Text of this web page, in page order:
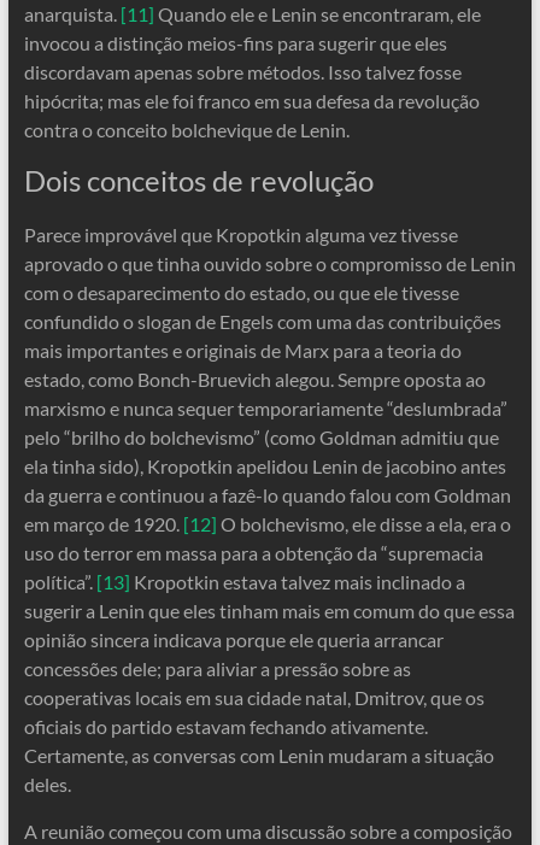
anarquista. [11] Quando ele e Lenin se encontraram, ele
invocou a distinção meios-fins para sugerir que eles
discordavam apenas sobre métodos. Isso talvez fosse
hipócrita; mas ele foi franco em sua defesa da revolução
contra o conceito bolchevique de Lenin.
Dois conceitos de revolução
Parece improvável que Kropotkin alguma vez tivesse
aprovado o que tinha ouvido sobre o compromisso de Lenin
com o desaparecimento do estado, ou que ele tivesse
confundido o slogan de Engels com uma das contribuições
mais importantes e originais de Marx para a teoria do
estado, como Bonch-Bruevich alegou. Sempre oposta ao
marxismo e nunca sequer temporariamente “deslumbrada”
pelo “brilho do bolchevismo” (como Goldman admitiu que
ela tinha sido), Kropotkin apelidou Lenin de jacobino antes
da guerra e continuou a fazê-lo quando falou com Goldman
em março de 1920. [12] O bolchevismo, ele disse a ela, era o
uso do terror em massa para a obtenção da “supremacia
política”. [13] Kropotkin estava talvez mais inclinado a
sugerir a Lenin que eles tinham mais em comum do que essa
opinião sincera indicava porque ele queria arrancar
concessões dele; para aliviar a pressão sobre as
cooperativas locais em sua cidade natal, Dmitrov, que os
oficiais do partido estavam fechando ativamente.
Certamente, as conversas com Lenin mudaram a situação
deles.
A reunião começou com uma discussão sobre a composição